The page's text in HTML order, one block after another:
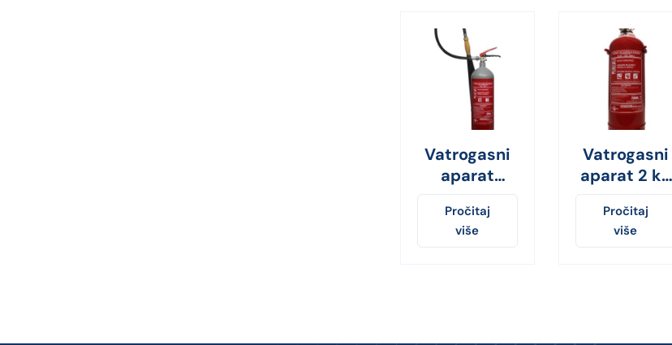
Vatrogasni
aparat
CO2-5 kg
Pročitaj
više
Vatrogasni
aparat 2 kg
ABC prah
Pročitaj
više